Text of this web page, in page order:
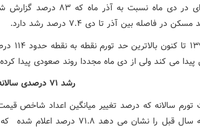
در فاصله بین آذر تا دی ۷.۴ درصد رشد دارد.
می کند ولی از دی ماه مجددا روند صعودی پیدا
رشد ۷۱ درصدی سالانه
تورم سالانه که درصد تغییر میانگین اعداد شاخص